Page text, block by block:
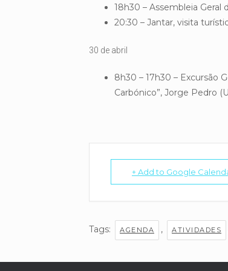
18h30 – Assembleia Geral
20:30 – Jantar, visita
30 de abril
8h30 – 17h30 – Excursão
Carbónico”, Jorge Pedro
+ Add to Google
Tags: AGENDA , ATIVIDADES